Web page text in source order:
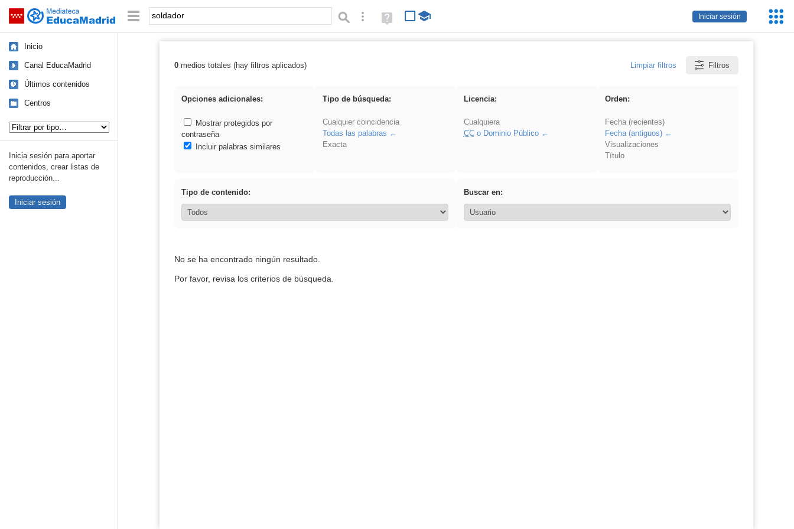
Saltar navegación
Iniciar sesión
Palabra o frase: Búsqueda avanzada
Ayuda
(en
Inicio
Canal EducaMadrid
Últimos contenidos
Centros
Inicia sesión para aportar
contenidos, crear listas de
reproducción...
Iniciar sesión
Resultados de: soldador
0medios totales (hay filtros aplicados) Limpiar filtros Filtros
Opciones adicionales:
Mostrar protegidos por
contraseña
Incluir palabras similares
Tipo de búsqueda:
Cualquier coincidencia
Todas las palabras
Exacta
Licencia:
Cualquiera
CCo Dominio Público
Orden:
Fecha (recientes)
Fecha (antiguos)
Visualizaciones
Título
Tipo de contenido: Buscar en:
No se ha encontrado ningún resultado.
Por favor, revisa los criterios de búsqueda.